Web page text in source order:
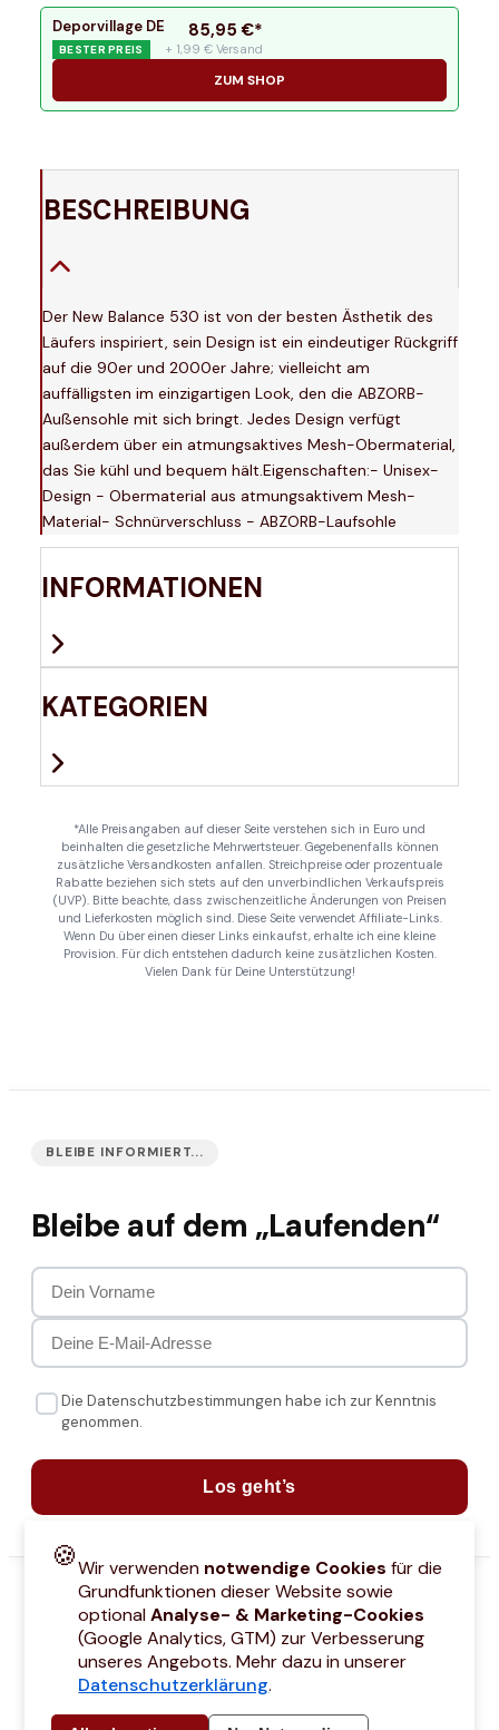
Deporvillage DE
BESTER PREIS
85,95 €*
+ 1,99 € Versand
ZUM SHOP
BESCHREIBUNG
Der New Balance 530 ist von der besten Ästhetik des
Läufers inspiriert, sein Design ist ein eindeutiger Rückgriff
auf die 90er und 2000er Jahre; vielleicht am
auffälligsten im einzigartigen Look, den die ABZORB-
Außensohle mit sich bringt. Jedes Design verfügt
außerdem über ein atmungsaktives Mesh-Obermaterial,
das Sie kühl und bequem hält.Eigenschaften:- Unisex-
Design - Obermaterial aus atmungsaktivem Mesh-
Material- Schnürverschluss - ABZORB-Laufsohle
INFORMATIONEN
KATEGORIEN
*Alle Preisangaben auf dieser Seite verstehen sich in Euro und
beinhalten die gesetzliche Mehrwertsteuer. Gegebenenfalls können
zusätzliche Versandkosten anfallen. Streichpreise oder prozentuale
Rabatte beziehen sich stets auf den unverbindlichen Verkaufspreis
(UVP). Bitte beachte, dass zwischenzeitliche Änderungen von Preisen
und Lieferkosten möglich sind. Diese Seite verwendet Affiliate-Links.
Wenn Du über einen dieser Links einkaufst, erhalte ich eine kleine
Provision. Für dich entstehen dadurch keine zusätzlichen Kosten.
Vielen Dank für Deine Unterstützung!
BLEIBE INFORMIERT...
Bleibe auf dem „Laufenden“
Die Datenschutzbestimmungen habe ich zur Kenntnis
genommen.
Los geht’s
🍪Wir verwenden notwendige Cookies für die
Grundfunktionen dieser Website sowie
optionalAnalyse- & Marketing-Cookies
(Google Analytics, GTM) zur Verbesserung
unseres Angebots. Mehr dazu in unserer
Datenschutzerklärung.